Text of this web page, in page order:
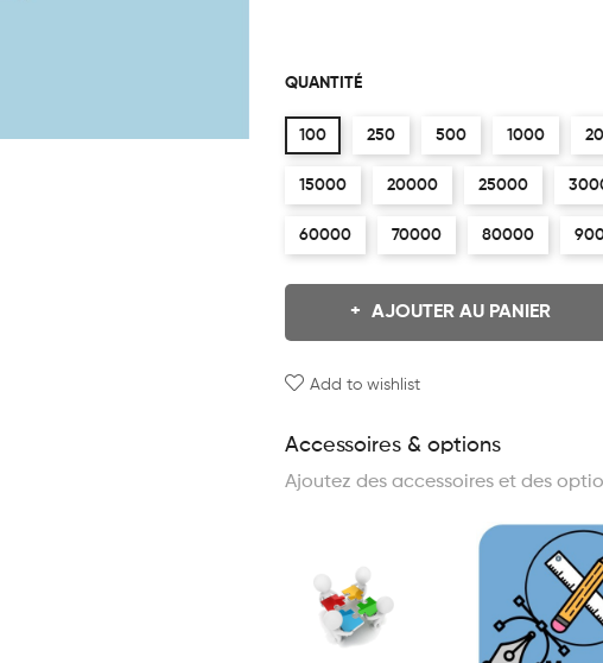
QUANTITÉ
100 250 500 1000
15000 20000 25000
60000 70000 80000
AJOUTER AU PANIER
Add to wishlist
Accessoires & options
Ajoutez des accessoires et des